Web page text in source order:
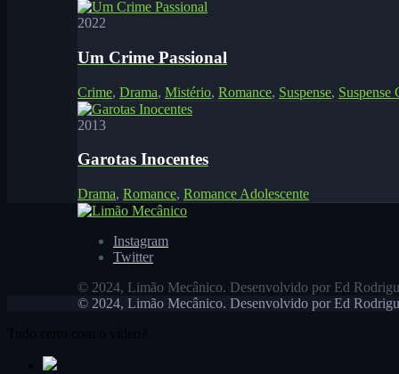
2022
Um Crime Passional
Crime, Drama, Mistério, Romance, Suspense, Suspense
2013
Garotas Inocentes
Drama, Romance, Romance Adolescente
Instagram
Twitter
© 2024, Limão Mecânico. Desenvolvido por Ed
© 2024, Limão Mecânico. Desenvolvido por Ed